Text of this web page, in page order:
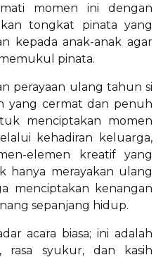
momen ini dengan
tongkat pinata yang
kepada anak-anak agar
pinata.
perayaan ulang tahun si
yang cermat dan penuh
menciptakan momen
kehadiran keluarga,
elemen kreatif yang
hanya merayakan ulang
menciptakan kenangan
sepanjang hidup.
acara biasa; ini adalah
rasa syukur, dan kasih